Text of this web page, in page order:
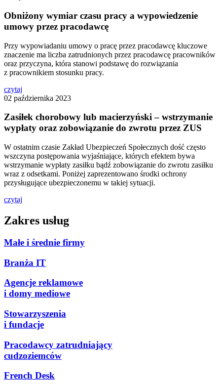
Obniżony wymiar czasu pracy a wypowiedzenie
umowy przez pracodawcę
Przy wypowiadaniu umowy o pracę przez pracodawcę kluczowe
znaczenie ma liczba zatrudnionych przez pracodawcę pracowników
oraz przyczyna, która stanowi podstawę do rozwiązania
z pracownikiem stosunku pracy.
czytaj
02 października 2023
Zasiłek chorobowy lub macierzyński – wstrzymanie
wypłaty oraz zobowiązanie do zwrotu przez ZUS
W ostatnim czasie Zakład Ubezpieczeń Społecznych dość często
wszczyna postępowania wyjaśniające, których efektem bywa
wstrzymanie wypłaty zasiłku bądź zobowiązanie do zwrotu zasiłku
wraz z odsetkami. Poniżej zaprezentowano środki ochrony
przysługujące ubezpieczonemu w takiej sytuacji.
czytaj
Zakres usług
Małe i średnie firmy
Branża IT
Agencje reklamowe
i domy mediowe
Stowarzyszenia
i fundacje
Pracodawcy zatrudniający
cudzoziemców
French Desk